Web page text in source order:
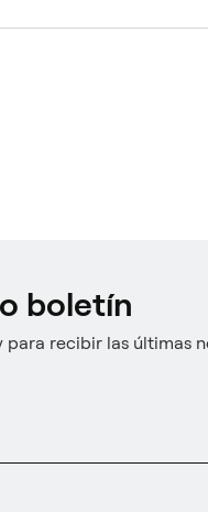
boletín
para recibir las últimas